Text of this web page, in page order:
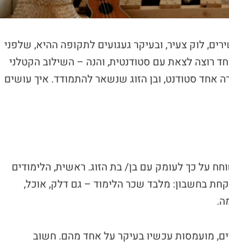
לוק צעיר, ובעיקר געגועים לתקופה ההיא, שלפני
רוצה לצאת עם סטודנטית, והנה – השילוב הקטלני
אחד סטודנט, ובן הזוג שנשאר להתמודד. איך עושים
על כך לעומק עם בן/ בת הזוג. ראשית, הלימודים
בחשבון: מלבד שכר הלימוד – גם דלק, אוכל,
מועמסות עכשיו בעיקר על אחד מהם. חשוב